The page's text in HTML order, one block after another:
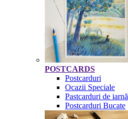
POSTCARDS
Postcarduri
Ocazii Speciale
Pastcarduri de iarnă
Postcarduri Bucate